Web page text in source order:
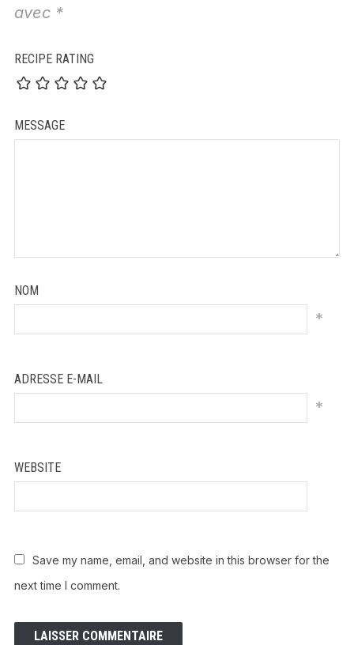
avec *
RECIPE RATING
MESSAGE
NOM
*
ADRESSE E-MAIL
*
WEBSITE
Save my name, email, and website in this browser for the
next time I comment.